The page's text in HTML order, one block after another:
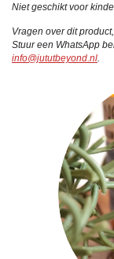
Niet geschikt voor
Vragen over dit
Stuur een WhatsApp
info@jututbeyond.nl